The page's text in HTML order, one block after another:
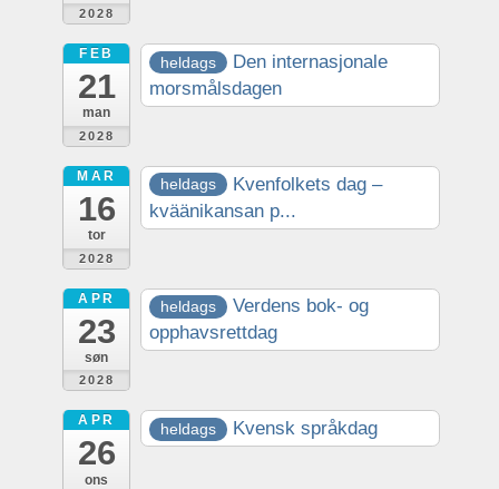
2028
FEB
21
man
2028
heldags
Den internasjonale
morsmålsdagen
MAR
16
tor
2028
heldags
Kvenfolkets dag –
kväänikansan p...
APR
23
søn
2028
heldags
Verdens bok- og
opphavsrettdag
APR
26
ons
heldags Kvensk språkdag